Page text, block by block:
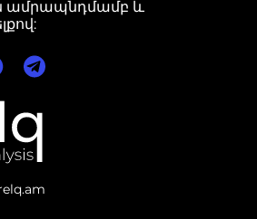
ամրապնդմամբ և